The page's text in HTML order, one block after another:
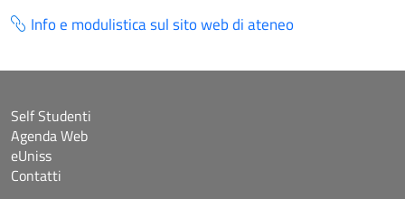
Info e modulistica sul sito web di ateneo
Self Studenti
Agenda Web
eUniss
Contatti